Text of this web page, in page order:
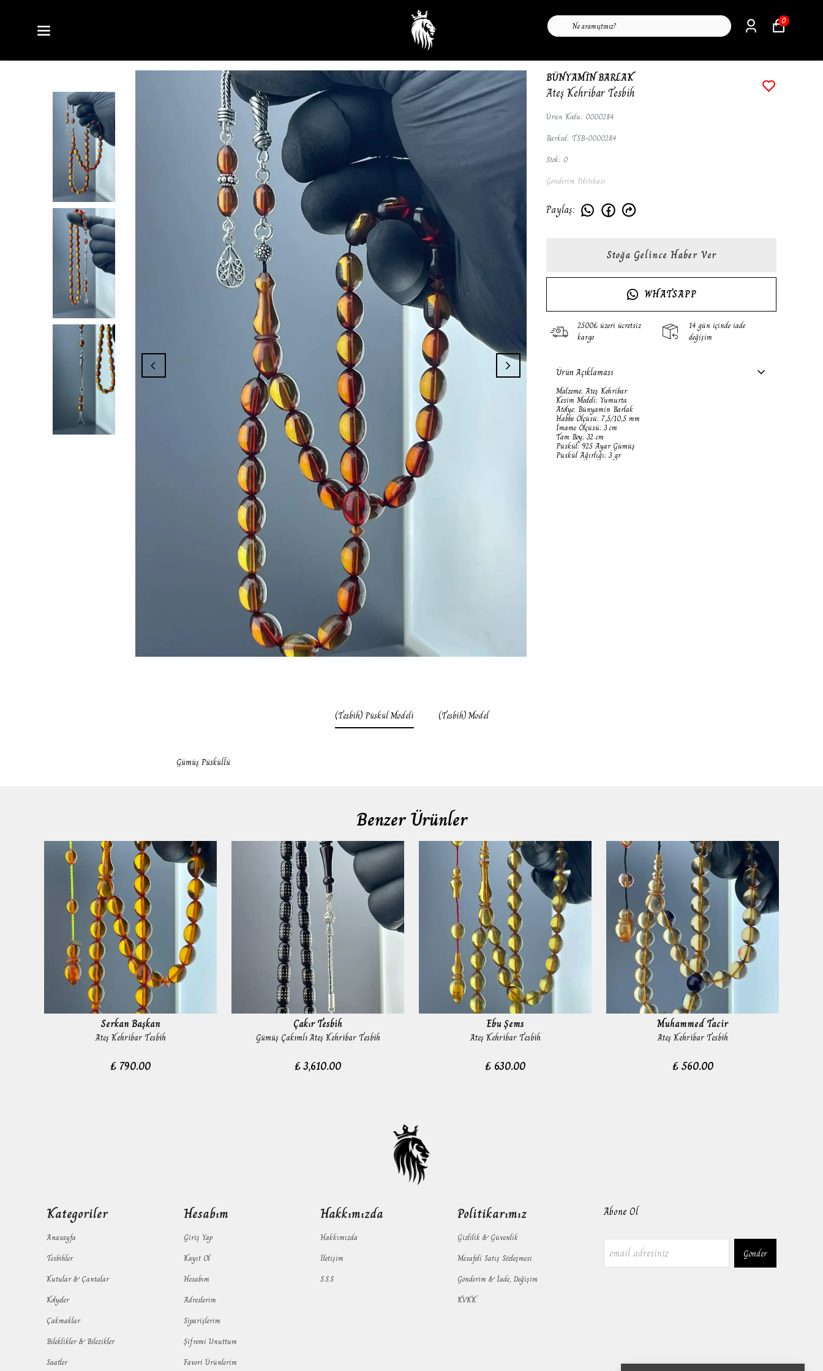
0
BÜNYAMİN BARLAK
Ateş Kehribar Tesbih
Ürün Kodu: 0000284
Barkod: TSB-0000284
Stok: 0
Gönderim Politikası
Paylaş:
Stoğa Gelince Haber Ver
WHATSAPP
2500₺ üzeri ücretsiz
kargo
14 gün içinde iade
değişim
Ürün Açıklaması
Malzeme: Ateş Kehribar
Kesim Modeli: Yumurta
Atölye: Bünyamin Barlak
Habbe Ölçüsü: 7,5/10,5 mm
İmame Ölçüsü: 3 cm
Tam Boy: 32 cm
Püskül: 925 Ayar Gümüş
Püskül Ağırlığı: 3 gr
(Tesbih) Püskül Modeli (Tesbih) Model
Gümüş Püsküllü
Benzer Ürünler
Serkan Başkan
Ateş Kehribar Tesbih
₺ 790.00
Çakır Tesbih
Gümüş Çakımlı Ateş Kehribar Tesbih
₺ 3,610.00
Ebu Şems
Ateş Kehribar Tesbih
₺ 630.00
Muhammed Tacir
Ateş Kehribar Tesbih
₺ 560.00
Kategoriler
Anasayfa
Tesbihler
Kutular & Çantalar
Kolyeler
Çakmaklar
Bileklikler & Bilezikler
Saatler
Hesabım
Giriş Yap
Kayıt Ol
Hesabım
Adreslerim
Siparişlerim
Şifremi Unuttum
Favori Ürünlerim
Hakkımızda
Hakkımızda
İletişim
S.S.S
Politikarımız
Gizlilik & Güvenlik
Mesafeli Satış Sözleşmesi
Gönderim & İade, Değişim
KVKK
Abone Ol
Gönder